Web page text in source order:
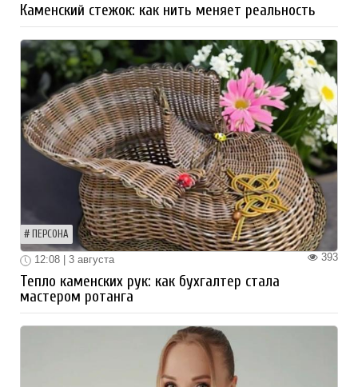
Каменский стежок: как нить меняет реальность
ПЕРСОНА
393
12:08 | 3 августа
Тепло каменских рук: как бухгалтер стала
мастером ротанга